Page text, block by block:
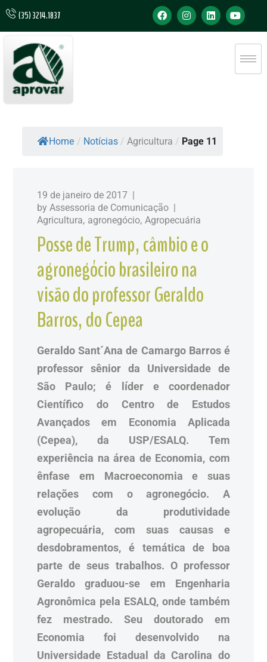
(35) 3214.1837
Home / Notícias / Agricultura / Page 11
19 de janeiro de 2017
byAssessoria de Comunicação
Agricultura agronegócio Agropecuária
Posse de Trump, câmbio e o
agronegócio brasileiro na
visão do professor Geraldo
Barros, do Cepea
Geraldo Sant´Ana de Camargo Barros é
professor sênior da Universidade de
São Paulo; é líder e coordenador
Científico do Centro de Estudos
Avançados em Economia Aplicada
(Cepea), da USP/ESALQ. Tem
experiência na área de Economia, com
ênfase em Macroeconomia e suas
relações com o agronegócio. A
evolução da produtividade
agropecuária, com suas causas e
desdobramentos, é temática de boa
parte de seus trabalhos. O professor
Geraldo graduou-se em Engenharia
Agronômica pela ESALQ, onde também
fez mestrado. Seu doutorado em
Economia foi desenvolvido na
Universidade Estadual da Carolina do